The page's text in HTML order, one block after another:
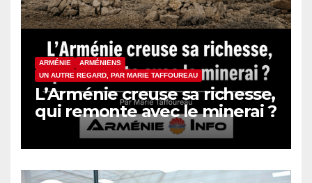
ARMÉNIE
ARMÉNIENS
UN AUTRE REGARD, PAR MARIE TAFFOUREAU
L’Arménie creuse sa richesse,
qui remonte avec le minerai ?